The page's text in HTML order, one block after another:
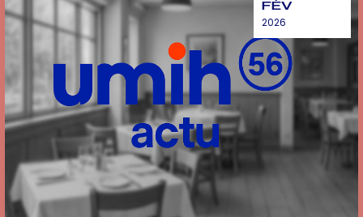
FÉV
2026